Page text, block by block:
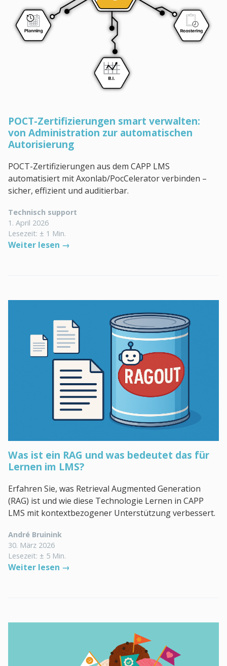
POCT-Zertifizierungen smart verwalten:
von Administration zur automatischen
Autorisierung
POCT-Zertifizierungen aus dem CAPP LMS
automatisiert mit Axonlab/PocCelerator verbinden –
sicher, effizient und auditierbar.
Technisch support
1. April 2026
Lesezeit: ± 1 Min.
Weiter lesen →
Was ist ein RAG und was bedeutet das für
Lernen im LMS?
Erfahren Sie, was Retrieval Augmented Generation
(RAG) ist und wie diese Technologie Lernen in CAPP
LMS mit kontextbezogener Unterstützung verbessert.
André Bruinink
30. März 2026
Lesezeit: ± 5 Min.
Weiter lesen →